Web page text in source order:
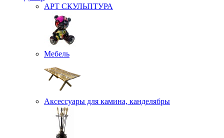
АРТ СКУЛЬПТУРА
Мебель
Аксессуары для камина, канделябры